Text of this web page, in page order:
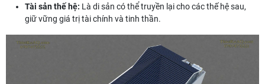
Tài sản thế hệ: Là di sản có thể truyền lại cho các thế hệ sau,
giữ vững giá trị tài chính và tinh thần.